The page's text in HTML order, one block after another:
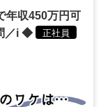
年収450万円可
／i ◆
正社員